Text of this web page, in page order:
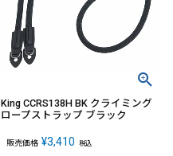
King CCRS138H BK クライミング
ロープストラップ ブラック
販売価格 ¥3,410 税込